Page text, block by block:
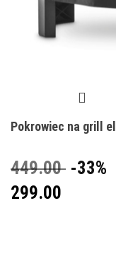
Pokrowiec na grill
449.00 -33%
299.00